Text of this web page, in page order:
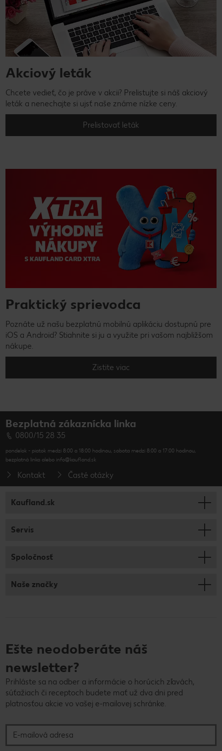
Akciový leták
Chcete vedieť, čo je práve v akcii? Prelistujte si náš akciový
leták a nenechajte si ujsť naše známe nízke ceny.
Prelistovať leták
Praktický sprievodca
Poznáte už našu bezplatnú mobilnú aplikáciu dostupnú pre
iOS a Android? Stiahnite si ju a využite pri vašom najbližšom
nákupe.
Zistite viac
Bezplatná zákaznícka linka
0800/15 28 35
pondelok - piatok medzi 8:00 a 18:00 hodinou, sobota medzi 8:00 a 17:00 hodinou,
bezplatná linka alebo info@kaufland.sk
Kontakt Časté otázky
Kaufland.sk
Servis
Spoločnosť
Naše značky
Ešte neodoberáte náš
newsletter?
Prihláste sa na odber a informácie o horúcich zľavách,
súťažiach či receptoch budete mať už dva dni pred
platnosťou akcie vo vašej e-mailovej schránke.